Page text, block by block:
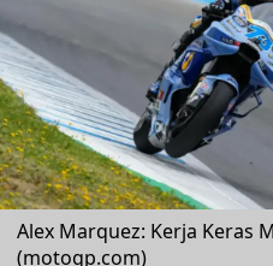
Alex Marquez: Kerja Keras
(motogp.com)